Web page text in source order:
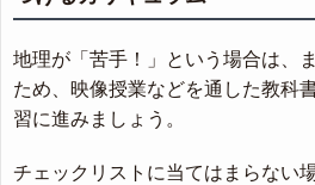
地理が「苦手！」という場合は、
ため、映像授業などを通した教科
習に進みましょう。
チェックリストに当てはまらない